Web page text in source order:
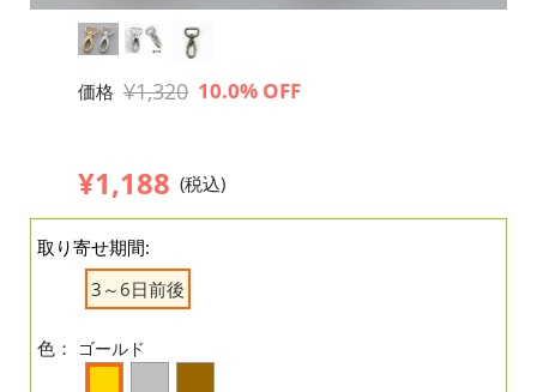
価格 ¥1,320 10.0% OFF
¥1,188 (税込)
取り寄せ期間:
3～6日前後
色： ゴールド